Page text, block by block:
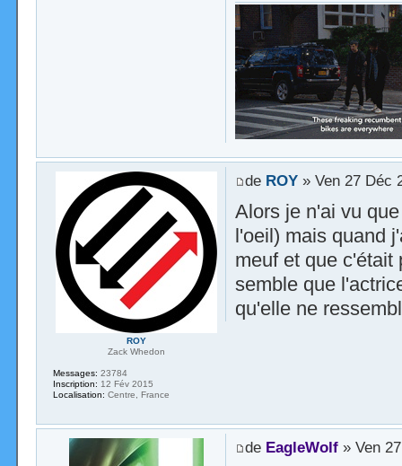
de ROY» Ven 27 Déc
Alors je n'ai vu
l'oeil) mais quand
meuf et que c'était
semble que
qu'elle ne
ROY
Zack Whedon
Messages: 23784
Inscription: 12 Fév 2015
Localisation: Centre, France
de EagleWolf» Ven